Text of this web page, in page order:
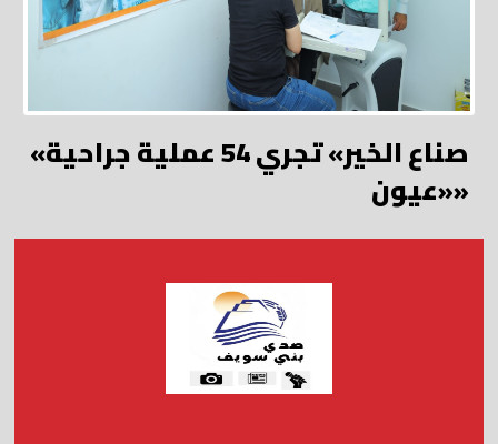
«صناع الخير» تجري 54 عملية جراحية
«عيون»